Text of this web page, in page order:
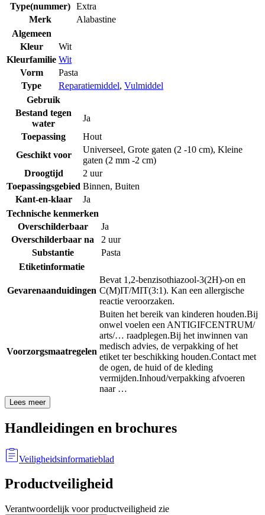
Type(nummer) Extra
Merk
Alabastine
Algemeen
Kleur
Wit
Kleurfamilie Wit
Vorm
Pasta
Type
Reparatiemiddel, Vulmiddel
Gebruik
Bestand tegen
water
Ja
Toepassing
Hout
Geschikt voor
Universeel, Grote gaten (2 -10 cm), Kleine
gaten (2 mm -2 cm)
Droogtijd
2 uur
Toepassingsgebied Binnen, Buiten
Kant-en-klaar
Ja
Technische kenmerken
Overschilderbaar
Ja
Overschilderbaar na
2 uur
Substantie
Pasta
Etiketinformatie
Gevarenaanduidingen
Bevat 1,2-benzisothiazool-3(2H)-on en
C(M)IT/MIT(3:1). Kan een allergische
reactie veroorzaken.
Voorzorgsmaatregelen
Buiten het bereik van kinderen houden.Bij
onwel voelen een ANTIGIFCENTRUM/
arts/… raadplegen.Bij het inwinnen van
medisch advies, de verpakking of het
etiket ter beschikking houden.Contact met
de ogen, de huid of de kleding
vermijden.Inhoud/verpakking afvoeren
naar …
Lees meer
Handleidingen en brochures
Veiligheidsinformatieblad
Productveiligheid
Verantwoordelijk voor productveiligheid zie